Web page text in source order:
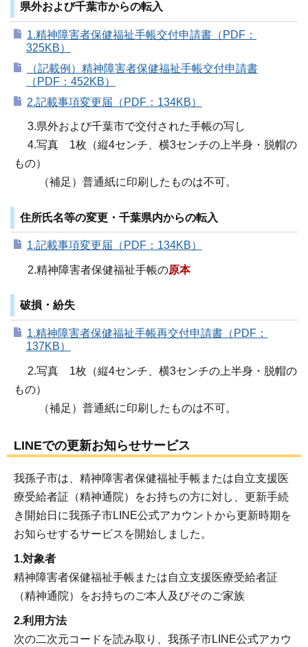
県外および千葉市からの転入
1.精神障害者保健福祉手帳交付申請書（PDF：
325KB）
（記載例）精神障害者保健福祉手帳交付申請書
（PDF：452KB）
2.記載事項変更届（PDF：134KB）
3.県外および千葉市で交付された手帳の写し
4.写真 1枚（縦4センチ、横3センチの上半身・脱帽の
もの）
（補足）普通紙に印刷したものは不可。
住所氏名等の変更・千葉県内からの転入
1.記載事項変更届（PDF：134KB）
2.精神障害者保健福祉手帳の原本
破損・紛失
1.精神障害者保健福祉手帳再交付申請書（PDF：
137KB）
2.写真 1枚（縦4センチ、横3センチの上半身・脱帽の
もの）
（補足）普通紙に印刷したものは不可。
LINEでの更新お知らせサービス
我孫子市は、精神障害者保健福祉手帳または自立支援医
療受給者証（精神通院）をお持ちの方に対し、更新手続
き開始日に我孫子市LINE公式アカウントから更新時期を
お知らせするサービスを開始しました。
1.対象者
精神障害者保健福祉手帳または自立支援医療受給者証
（精神通院）をお持ちのご本人及びそのご家族
2.利用方法
次の二次元コードを読み取り、我孫子市LINE公式アカウ